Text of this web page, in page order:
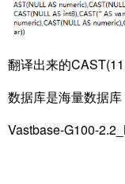
翻译出来的
数据库是海量数据库
Vastbase-G100-